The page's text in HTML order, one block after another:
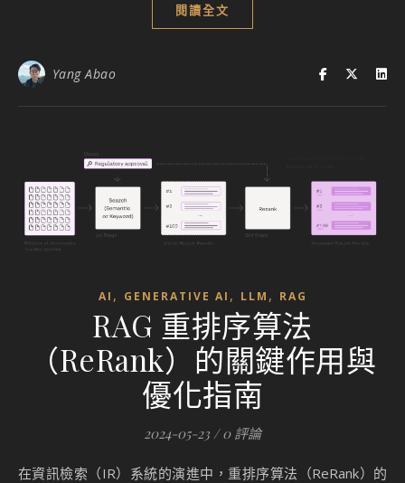
閱讀全文
Yang Abao
AI , GENERATIVE AI , LLM , RAG
RAG 重排序算法
（ReRank）的關鍵作用與
優化指南
2024-05-23 / 0 評論
在資訊檢索（IR）系統的演進中，重排序算法（ReRank）的